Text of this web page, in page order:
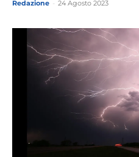
Redazione 24 Agosto 2023